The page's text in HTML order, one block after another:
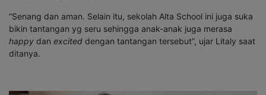
“Senang dan aman. Selain itu, sekolah Alta School ini juga suka
bikin tantangan yg seru sehingga anak-anak juga merasa
happy dan excited dengan tantangan tersebut”, ujar Litaly saat
ditanya.